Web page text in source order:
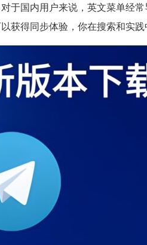
内用户来说，英文菜单经常
获得同步体验，你在搜索和实践